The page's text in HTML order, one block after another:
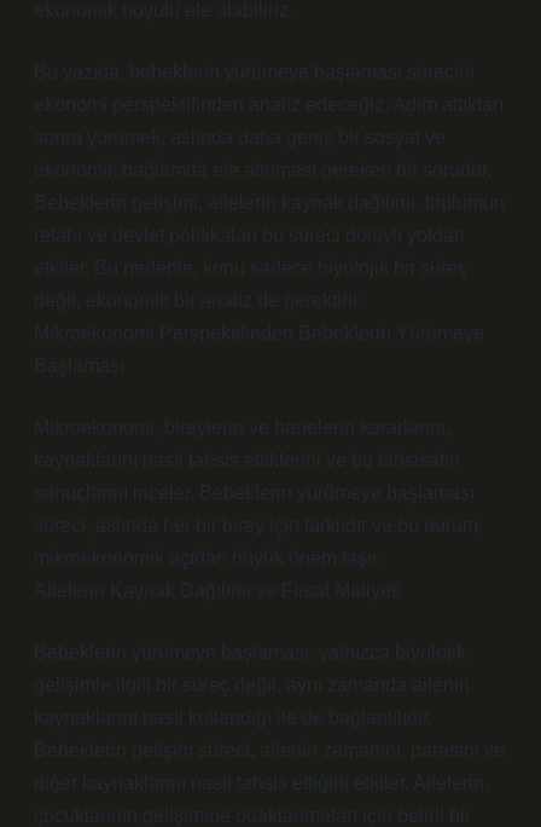
ekonomik boyutu ele alabiliriz.
Bu yazıda, bebeklerin yürümeye başlaması sürecini
ekonomi perspektifinden analiz edeceğiz. Adım attıktan
sonra yürümek, aslında daha geniş bir sosyal ve
ekonomik bağlamda ele alınması gereken bir sorudur.
Bebeklerin gelişimi, ailelerin kaynak dağılımı, toplumun
refahı ve devlet politikaları bu süreci dolaylı yoldan
etkiler. Bu nedenle, konu sadece biyolojik bir süreç
değil, ekonomik bir analiz de gerektirir.
Mikroekonomi Perspektifinden Bebeklerin Yürümeye
Başlaması
Mikroekonomi, bireylerin ve hanelerin kararlarını,
kaynaklarını nasıl tahsis ettiklerini ve bu tahsisatın
sonuçlarını inceler. Bebeklerin yürümeye başlaması
süreci, aslında her bir birey için farklıdır ve bu durum,
mikroekonomik açıdan büyük önem taşır.
Ailelerin Kaynak Dağılımı ve Fırsat Maliyeti
Bebeklerin yürümeye başlaması, yalnızca biyolojik
gelişimle ilgili bir süreç değil, aynı zamanda ailenin
kaynaklarını nasıl kullandığı ile de bağlantılıdır.
Bebeklerin gelişim süreci, ailenin zamanını, parasını ve
diğer kaynaklarını nasıl tahsis ettiğini etkiler. Ailelerin,
çocuklarının gelişimine odaklanmaları için belirli bir